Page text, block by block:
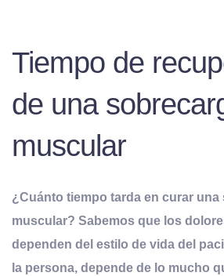
Tiempo de
de una
muscular
¿Cuánto tiempo tarda en curar una
muscular? Sabemos que los
dependen del estilo de vida del
la persona, depende de lo mucho